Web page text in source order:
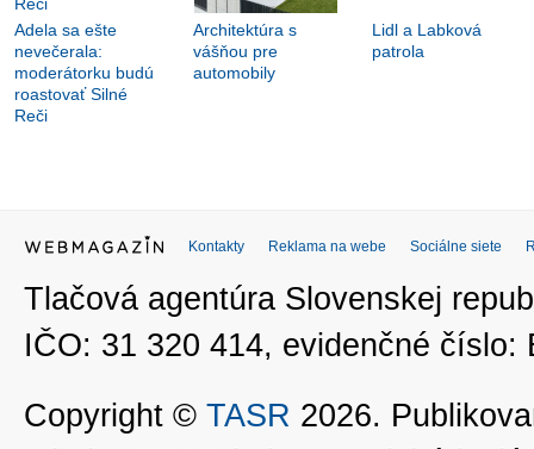
Adela sa ešte
nevečerala:
moderátorku budú
roastovať Silné
Reči
Architektúra s
vášňou pre
automobily
Lidl a Labková
patrola
Kontakty Reklama na webe Sociálne siete
Tlačová agentúra Slovenskej
IČO: 31 320 414, evidenčné číslo:
Copyright © TASR 2026.